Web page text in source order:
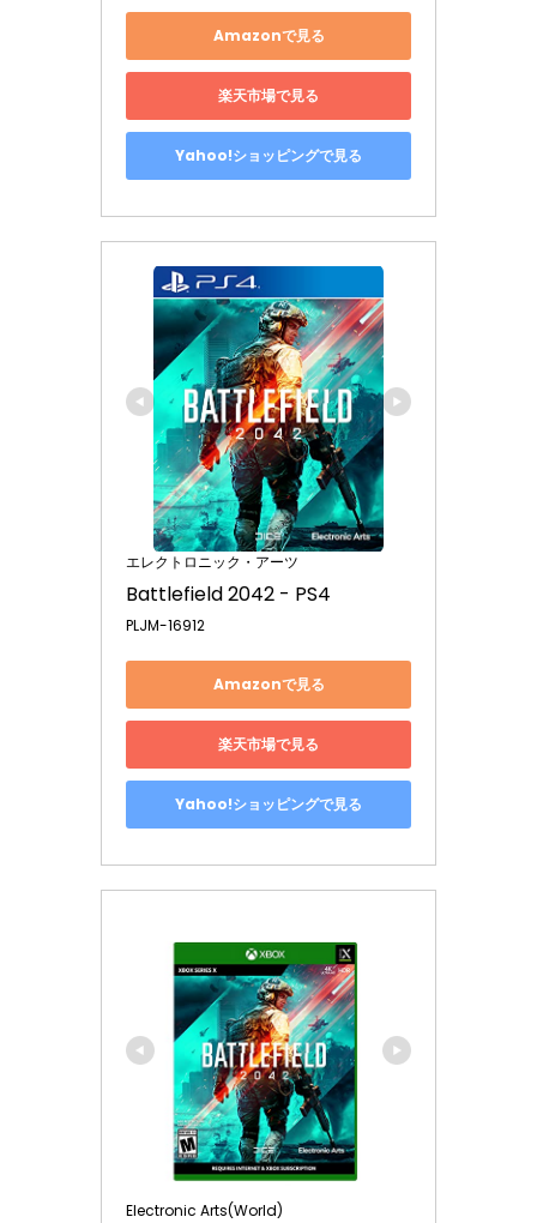
Amazonで見る
楽天市場で見る
Yahoo!ショッピングで見る
エレクトロニック・アーツ
Battlefield 2042 - PS4
PLJM-16912
Amazonで見る
楽天市場で見る
Yahoo!ショッピングで見る
Electronic Arts(World)